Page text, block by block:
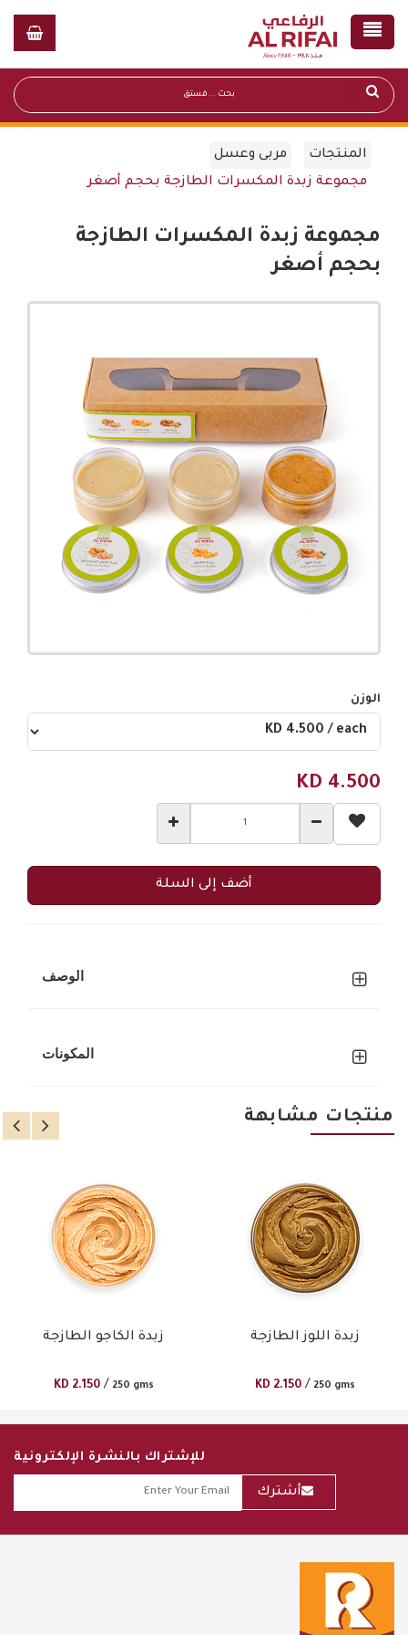
المنتجات
مربى وعسل
مجموعة زبدة المكسرات الطازجة بحجم أصغر
مجموعة زبدة المكسرات الطازجة
بحجم أصغر
الوزن
KD 4.500
أضف إلى السلة
الوصف
المكونات
منتجات مشابهة
زبدة الكاجو الطازجة
KD 2.150 / 250 gms
زبدة اللوز الطازجة
KD 2.150 / 250 gms
للإشتراك بالنشرة الإلكترونية
أشترك